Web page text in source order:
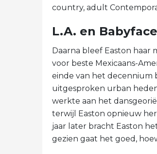
country, adult
L.A. en
Daarna bleef Easton haar
voor beste Mexicaans-
einde van het decennium
uitgesproken urban
werkte aan het
terwijl Easton opnieuw
jaar later bracht Easton
gezien gaat het goed,